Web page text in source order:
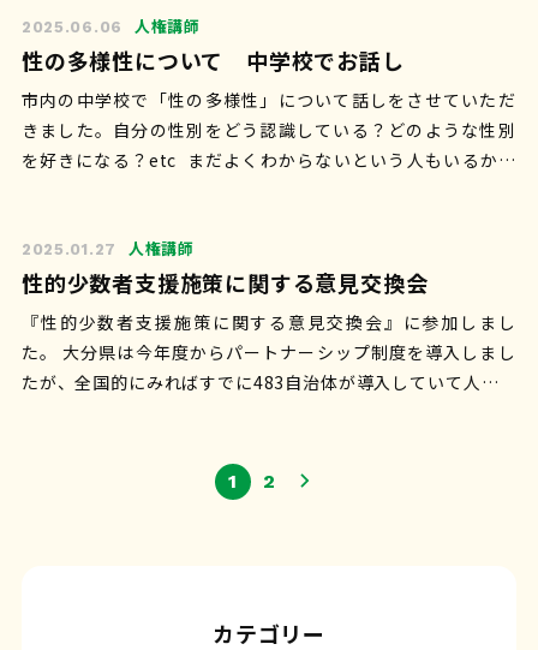
2025.06.06 人権講師
性の多様性について 中学校でお話し
市内の中学校で「性の多様性」について話しをさせていただ
きました。自分の性別をどう認識している？どのような性別
を好きになる？etc まだよくわからないという人もいるかも
2025.01.27 人権講師
性的少数者支援施策に関する意見交換会
『性的少数者支援施策に関する意見交換会』に参加しまし
た。 大分県は今年度からパートナーシップ制度を導入しまし
たが、全国的にみればすでに483自治体が導入していて人口カ
1 2
カテゴリー